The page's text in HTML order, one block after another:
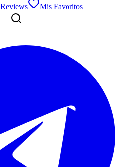
Reviews Mis Favoritos